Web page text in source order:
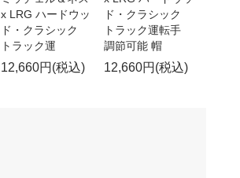
x LRG ハードウッ
ド・クラシック
トラック運
12,660円(税込)
ド・クラシック
トラック運転手
調節可能 帽
12,660円(税込)